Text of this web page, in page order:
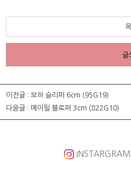
글
이전글 : 보하 슬리퍼 6cm (95G19)
다음글 : 메이필 블로퍼 3cm (822G10)
INSTARGRAM